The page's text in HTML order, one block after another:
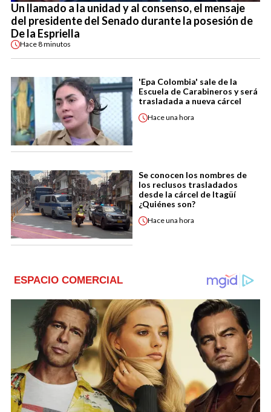
Un llamado a la unidad y al consenso, el mensaje
del presidente del Senado durante la posesión de
De la Espriella
Hace8 minutos
'Epa Colombia' sale de la
Escuela de Carabineros y será
trasladada a nueva cárcel
Haceuna hora
Se conocen los nombres de
los reclusos trasladados
desde la cárcel de Itagüí
¿Quiénes son?
Haceuna hora